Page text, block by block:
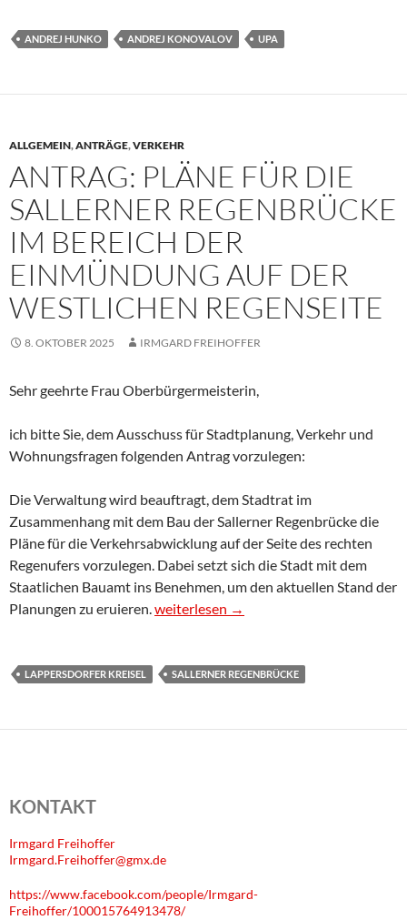
ANDREJ HUNKO ANDREJ KONOVALOV UPA
ALLGEMEIN,ANTRÄGE,VERKEHR
ANTRAG: PLÄNE FÜR DIE
SALLERNER REGENBRÜCKE
IM BEREICH DER
EINMÜNDUNG AUF DER
WESTLICHEN REGENSEITE
8. OKTOBER 2025 IRMGARD FREIHOFFER
Sehr geehrte Frau Oberbürgermeisterin,
ich bitte Sie, dem Ausschuss für Stadtplanung, Verkehr und
Wohnungsfragen folgenden Antrag vorzulegen:
Die Verwaltung wird beauftragt, dem Stadtrat im
Zusammenhang mit dem Bau der Sallerner Regenbrücke die
Pläne für die Verkehrsabwicklung auf der Seite des rechten
Regenufers vorzulegen. Dabei setzt sich die Stadt mit dem
Staatlichen Bauamt ins Benehmen, um den aktuellen Stand der
Planungen zu eruieren. Antrag: Pläne für die Sallerner
weiterlesen →
LAPPERSDORFER KREISEL SALLERNER REGENBRÜCKE
KONTAKT
Irmgard Freihoffer
Irmgard.Freihoffer@gmx.de
https://www.facebook.com/people/Irmgard-
Freihoffer/100015764913478/